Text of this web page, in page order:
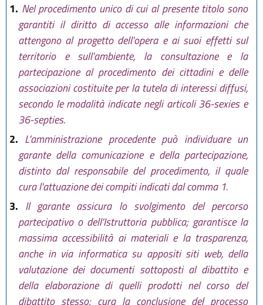
1. Nel procedimento unico di cui al presente titolo sono
garantiti il diritto di accesso alle informazioni che
attengono al progetto dell'opera e ai suoi effetti sul
territorio e sull'ambiente, la consultazione e la
partecipazione al procedimento dei cittadini e delle
associazioni costituite per la tutela di interessi diffusi,
secondo le modalità indicate negli articoli 36-sexies e
36-septies.
2. L'amministrazione procedente può individuare un
garante della comunicazione e della partecipazione,
distinto dal responsabile del procedimento, il quale
cura l'attuazione dei compiti indicati dal comma 1.
3. Il garante assicura lo svolgimento del percorso
partecipativo o dell'Istruttoria pubblica; garantisce la
massima accessibilità ai materiali e la trasparenza,
anche in via informatica su appositi siti web, della
valutazione dei documenti sottoposti al dibattito e
della elaborazione di quelli prodotti nel corso del
dibattito stesso; cura la conclusione del processo